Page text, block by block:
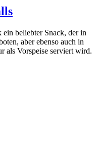
beliebter Snack, der in
aber ebenso auch in
als Vorspeise serviert wird.